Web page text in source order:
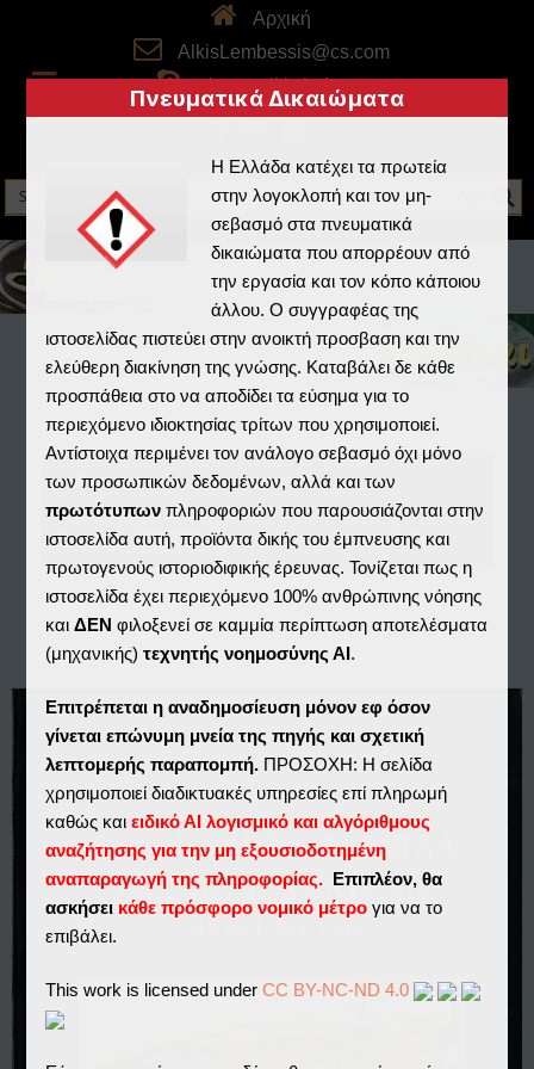
Αρχική
AlkisLembessis@cs.com
skype: alkistheboss
Home / Real3D Flipbook /
ΞΥΛΟΓΛΥΠΤΑ ΤΕΜΠΛΑ ΤΗΣ ΔΩΔΕΚΑΝΗΣΟΥ...
Ξυλόγλυπτα Τέμπλα της 12Νήσου μέχρι το 1700 (1986)
Πνευματικά Δικαιώματα
Η Ελλάδα κατέχει τα πρωτεία
στην λογοκλοπή και τον μη-
σεβασμό στα πνευματικά
δικαιώματα που απορρέουν από
την εργασία και τον κόπο κάποιου
άλλου. Ο συγγραφέας της
ιστοσελίδας πιστεύει στην ανοικτή προσβαση και την
ελεύθερη διακίνηση της γνώσης. Καταβάλει δε κάθε
προσπάθεια στο να αποδίδει τα εύσημα για το
περιεχόμενο ιδιοκτησίας τρίτων που χρησιμοποιεί.
Αντίστοιχα περιμένει τον ανάλογο σεβασμό όχι μόνο
των προσωπικών δεδομένων, αλλά και των
πρωτότυπων πληροφοριών που παρουσιάζονται στην
ιστοσελίδα αυτή, προϊόντα δικής του έμπνευσης και
πρωτογενούς ιστοριοδιφικής έρευνας. Τονίζεται πως η
ιστοσελίδα έχει περιεχόμενο 100% ανθρώπινης νόησης
καιΔΕΝ φιλοξενεί σε καμμία περίπτωση αποτελέσματα
(μηχανικής)τεχνητής νοημοσύνης ΑΙ .
Επιτρέπεται η αναδημοσίευση μόνον εφ όσον
γίνεται επώνυμη μνεία της πηγής και σχετική
λεπτομερής παραπομπή. ΠΡΟΣΟΧΗ: Η σελίδα
χρησιμοποιεί διαδικτυακές υπηρεσίες επί πληρωμή
καθώς καιειδικό ΑΙ λογισμικό και αλγόριθμους
αναζήτησης για την μη εξουσιοδοτημένη
αναπαραγωγή της πληροφορίας. Επιπλέον, θα
ασκήσει κάθε πρόσφορο νομικό μέτρογια να το
επιβάλει.
This work is licensed underCC BY-NC-ND 4.0